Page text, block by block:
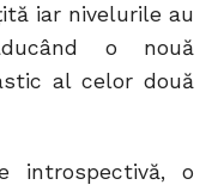
iar nivelurile au
o nouă
al celor două
introspectivă, o